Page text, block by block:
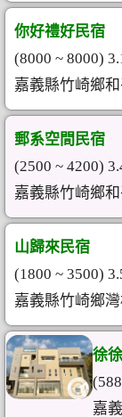
你好禮好民宿
(8000 ~ 8000)
嘉義縣竹崎鄉
郵系空間民宿
(2500 ~ 4200)
嘉義縣竹崎鄉
山歸來民宿
(1800 ~ 3500)
嘉義縣竹崎鄉
徐
嘉